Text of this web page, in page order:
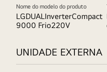
Nome do modelo do produto
LGDUALInverterCompact
9000 Frio220V
UNIDADE EXTERNA